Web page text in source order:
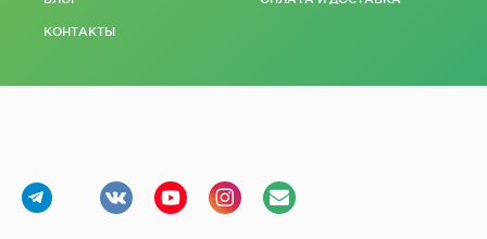
КОНТАКТЫ